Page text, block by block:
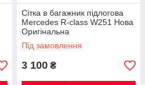
Сітка в багажник підлогова
Mercedes R-class W251 Нова
Оригінальна
Під замовлення
3 100 ₴